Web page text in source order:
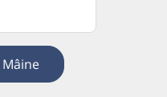
Mâine